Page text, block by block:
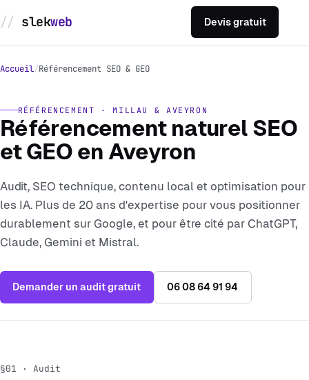
slekweb Devis gratuit
Sites sur mesure
E-commerce Prestashop
Référencement SEO
Réalisations
Devis gratuit
Accueil Référencement SEO & GEO
RÉFÉRENCEMENT · MILLAU & AVEYRON
Référencement naturel SEO
et GEO en Aveyron
Audit, SEO technique, contenu local et optimisation pour
les IA. Plus de 20 ans d'expertise pour vous positionner
durablement sur Google, et pour être cité par ChatGPT,
Claude, Gemini et Mistral.
Demander un audit gratuit 06 08 64 91 94
§01 · Audit